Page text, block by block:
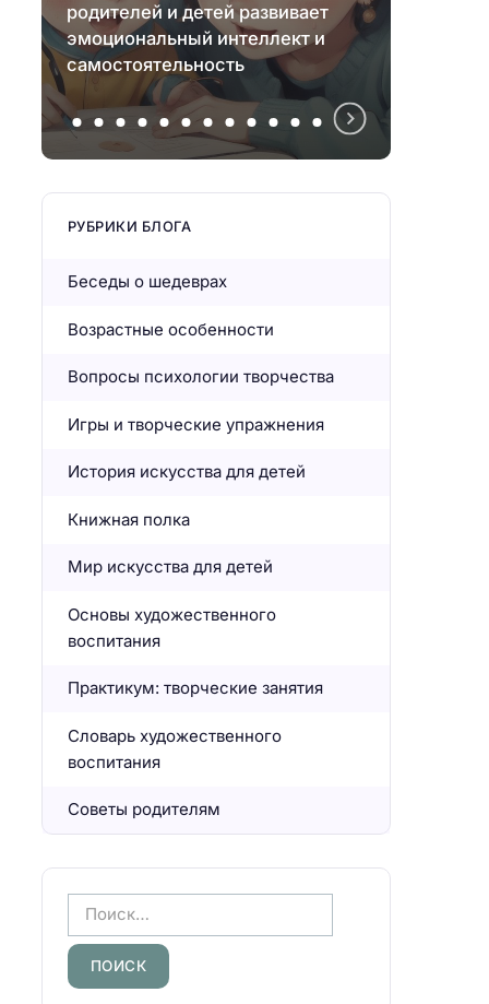
родителей и детей развивает
эмоциональный интеллект и
самостоятельность
РУБРИКИ БЛОГА
Беседы о шедеврах
Возрастные особенности
Вопросы психологии творчества
Игры и творческие упражнения
История искусства для детей
Книжная полка
Мир искусства для детей
Основы художественного
воспитания
Практикум: творческие занятия
Словарь художественного
воспитания
Советы родителям
а
й
т